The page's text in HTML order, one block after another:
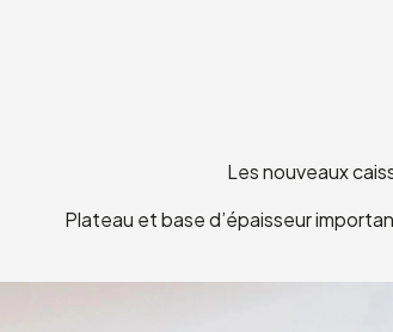
Les nouveaux
Plateau et base d’épaisseur